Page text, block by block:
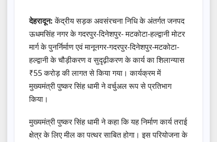
देहरादून:केंद्रीय सड़क अवसंरचना निधि के अंतर्गत जनपद
ऊधमसिंह नगर के गदरपुर-दिनेशपुर- मटकोटा-हल्द्वानी मोटर
मार्ग के पुनर्निर्माण एवं मानूनगर-गदरपुर-दिनेशपुर-मटकोटा-
हल्द्वानी के चौड़ीकरण व सुदृढ़ीकरण के कार्य का शिलान्यास
₹55 करोड़ की लागत से किया गया। कार्यक्रम में
मुख्यमंत्री पुष्कर सिंह धामी ने वर्चुअल रूप से प्रतिभाग
किया।
मुख्यमंत्री पुष्कर सिंह धामी ने कहा कि यह निर्माण कार्य तराई
क्षेत्र के लिए मील का पत्थर साबित होगा। इस परियोजना के